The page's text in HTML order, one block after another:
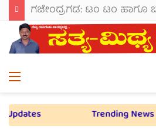
Trending News